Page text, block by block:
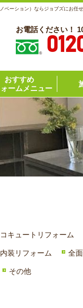
ベーション）ならジョブズにお任
お電話ください！
おすすめ
ォームメニュー
キュートリフォーム
内装リフォーム 全
その他